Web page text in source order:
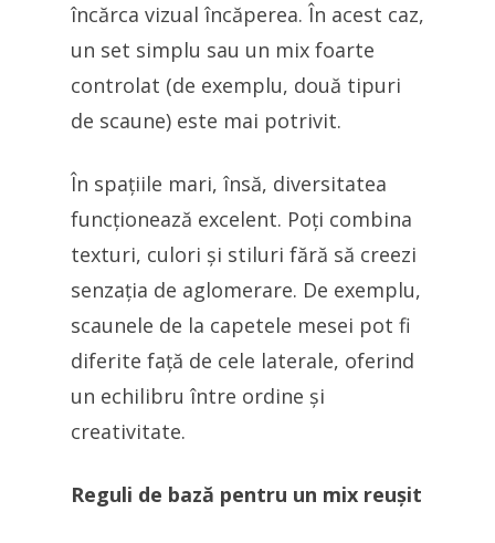
încărca vizual încăperea. În acest caz,
un set simplu sau un mix foarte
controlat (de exemplu, două tipuri
de scaune) este mai potrivit.
În spațiile mari, însă, diversitatea
funcționează excelent. Poți combina
texturi, culori și stiluri fără să creezi
senzația de aglomerare. De exemplu,
scaunele de la capetele mesei pot fi
diferite față de cele laterale, oferind
un echilibru între ordine și
creativitate.
Reguli de bază pentru un mix reușit